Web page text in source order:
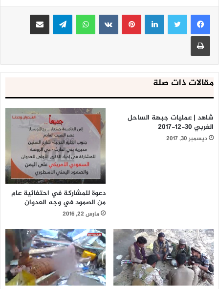
لينكدإنبينتيريست واتساب تيلقرام مشاركة عبر البريد
طباعة
مقالات ذات صلة
شاهد | عمليات جبهة الساحل
الغربي 30-12-2017
ديسمبر 30, 2017
دعوة للمشاركة في احتفائية عام
من الصمود في وجه العدوان
مارس 22, 2016